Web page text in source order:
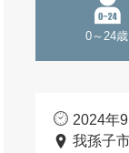
0～24歳
2024年
我孫子